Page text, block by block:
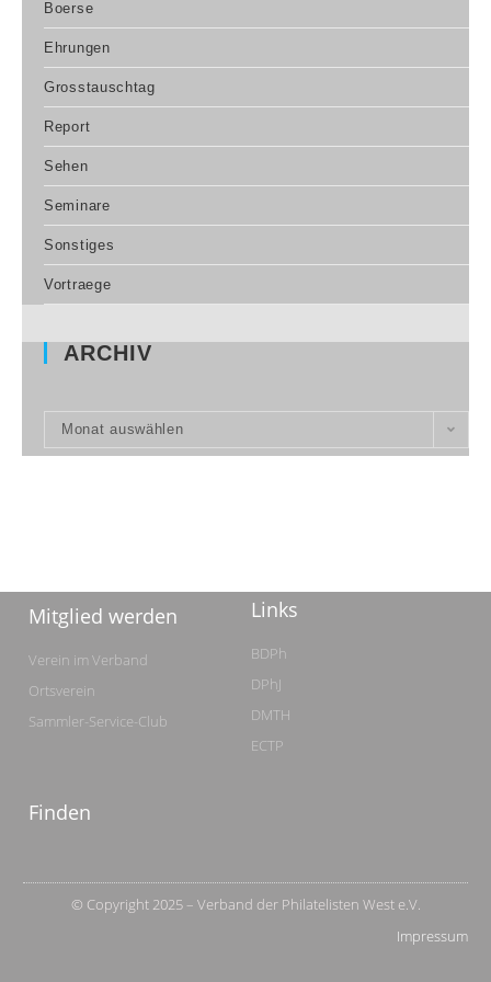
Boerse
Ehrungen
Grosstauschtag
Report
Sehen
Seminare
Sonstiges
Vortraege
ARCHIV
Monat auswählen
Mitglied werden
Verein im Verband
Ortsverein
Sammler-Service-Club
Links
BDPh
DPhJ
DMTH
ECTP
Finden
© Copyright 2025 – Verband der Philatelisten West e.V.
Impressum